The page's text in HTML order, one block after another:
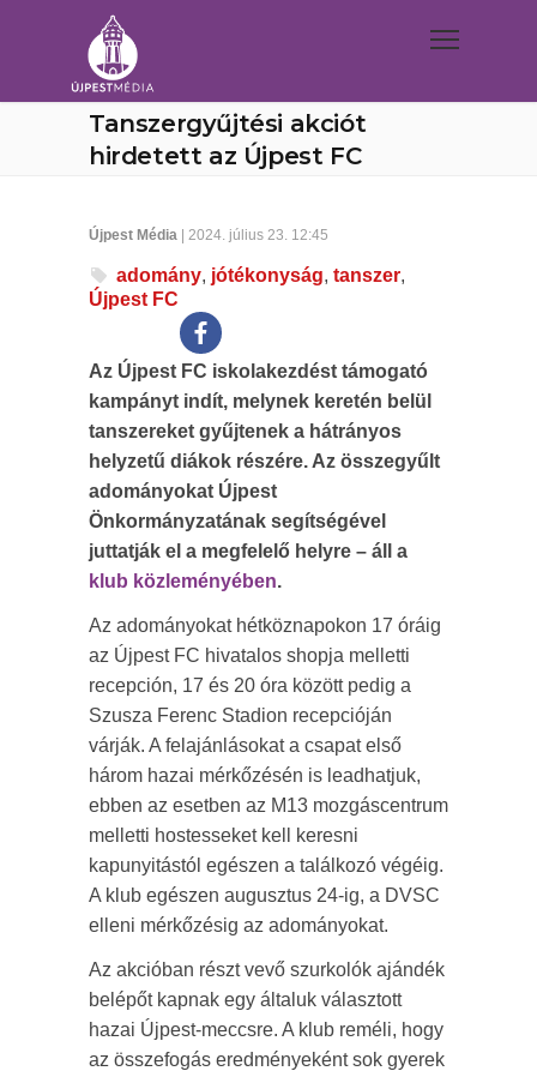
Tanszergyűjtési akciót
hirdetett az Újpest FC
Újpest Média | 2024. július 23. 12:45
adomány, jótékonyság, tanszer,
Újpest FC
Az Újpest FC iskolakezdést támogató
kampányt indít, melynek keretén belül
tanszereket gyűjtenek a hátrányos
helyzetű diákok részére. Az összegyűlt
adományokat Újpest
Önkormányzatának segítségével
juttatják el a megfelelő helyre – áll a
klub közleményében.
Az adományokat hétköznapokon 17 óráig
az Újpest FC hivatalos shopja melletti
recepción, 17 és 20 óra között pedig a
Szusza Ferenc Stadion recepcióján
várják. A felajánlásokat a csapat első
három hazai mérkőzésén is leadhatjuk,
ebben az esetben az M13 mozgáscentrum
melletti hostesseket kell keresni
kapunyitástól egészen a találkozó végéig.
A klub egészen augusztus 24-ig, a DVSC
elleni mérkőzésig az adományokat.
Az akcióban részt vevő szurkolók ajándék
belépőt kapnak egy általuk választott
hazai Újpest-meccsre. A klub reméli, hogy
az összefogás eredményeként sok gyerek